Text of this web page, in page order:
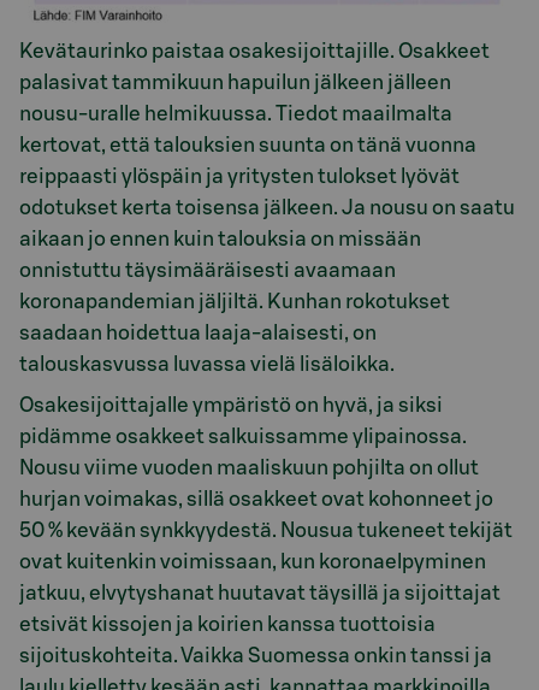
Kevätaurinko paistaa osakesijoittajille. Osakkeet
palasivat tammikuun hapuilun jälkeen jälleen
nousu-uralle helmikuussa. Tiedot maailmalta
kertovat, että talouksien suunta on tänä vuonna
reippaasti ylöspäin ja yritysten tulokset lyövät
odotukset kerta toisensa jälkeen. Ja nousu on saatu
aikaan jo ennen kuin talouksia on missään
onnistuttu täysimääräisesti avaamaan
koronapandemian jäljiltä. Kunhan rokotukset
saadaan hoidettua laaja-alaisesti, on
talouskasvussa luvassa vielä lisäloikka.
Osakesijoittajalle ympäristö on hyvä, ja siksi
pidämme osakkeet salkuissamme ylipainossa.
Nousu viime vuoden maaliskuun pohjilta on ollut
hurjan voimakas, sillä osakkeet ovat kohonneet jo
50 % kevään synkkyydestä. Nousua tukeneet tekijät
ovat kuitenkin voimissaan, kun koronaelpyminen
jatkuu, elvytyshanat huutavat täysillä ja sijoittajat
etsivät kissojen ja koirien kanssa tuottoisia
sijoituskohteita. Vaikka Suomessa onkin tanssi ja